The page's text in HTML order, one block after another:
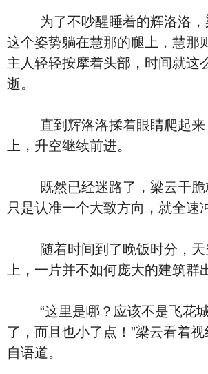
为了不吵醒睡着的辉洛洛，
这个姿势躺在慧那的腿上，慧那
主人轻轻按摩着头部，时间就这
逝。
直到辉洛洛揉着眼睛爬起来
上，升空继续前进。
既然已经迷路了，梁云干脆
只是认准一个大致方向，就全速
随着时间到了晚饭时分，天
上，一片并不如何庞大的建筑群
“这里是哪？应该不是飞花城
了，而且也小了点！”梁云看着
自语道。